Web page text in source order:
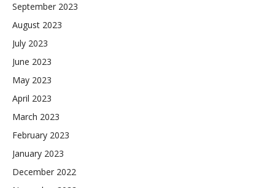
September 2023
August 2023
July 2023
June 2023
May 2023
April 2023
March 2023
February 2023
January 2023
December 2022